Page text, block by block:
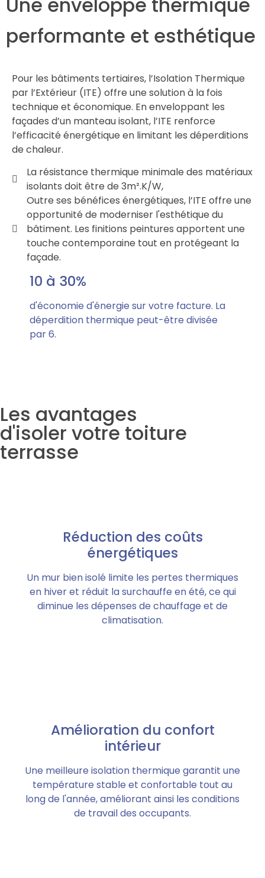
performante et esthétique
Pour les bâtiments tertiaires, l’Isolation Thermique
par l’Extérieur (ITE) offre une solution à la fois
technique et économique. En enveloppant les
façades d’un manteau isolant, l’ITE renforce
l’efficacité énergétique en limitant les déperditions
de chaleur.
La résistance thermique minimale des matériaux
isolants doit être de 3m².K/W,
Outre ses bénéfices énergétiques, l’ITE offre une
opportunité de moderniser l'esthétique du
bâtiment. Les finitions peintures apportent une
touche contemporaine tout en protégeant la
façade.
10 à 30%
d'économie d'énergie sur votre facture. La
déperdition thermique peut-être divisée
par 6.
Les avantages
d'isoler votre toiture
terrasse
Réduction des coûts
énergétiques
Un mur bien isolé limite les pertes thermiques
en hiver et réduit la surchauffe en été, ce qui
diminue les dépenses de chauffage et de
climatisation.
Amélioration du confort
intérieur
Une meilleure isolation thermique garantit une
température stable et confortable tout au
long de l'année, améliorant ainsi les conditions
de travail des occupants.